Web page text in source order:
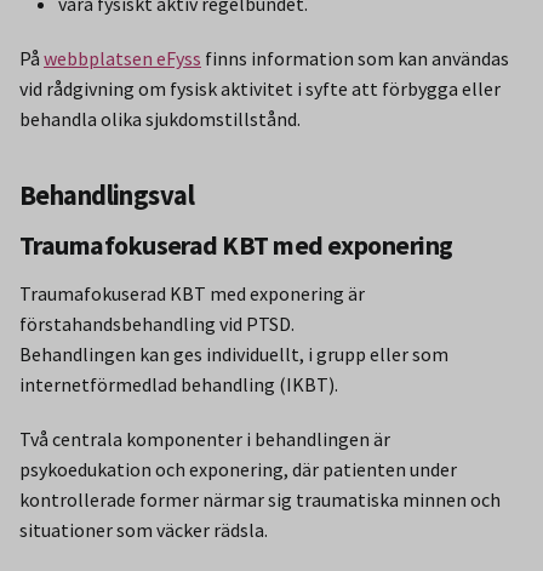
På webbplatsen eFyss finns information som kan användas
vid rådgivning om fysisk aktivitet i syfte att förbygga eller
behandla olika sjukdomstillstånd.
Behandlingsval
Traumafokuserad KBT med exponering
Traumafokuserad KBT med exponering är
förstahandsbehandling vid PTSD.
Behandlingen kan ges individuellt, i grupp eller som
internetförmedlad behandling (IKBT).
Två centrala komponenter i behandlingen är
psykoedukation och exponering, där patienten under
kontrollerade former närmar sig traumatiska minnen och
situationer som väcker rädsla.